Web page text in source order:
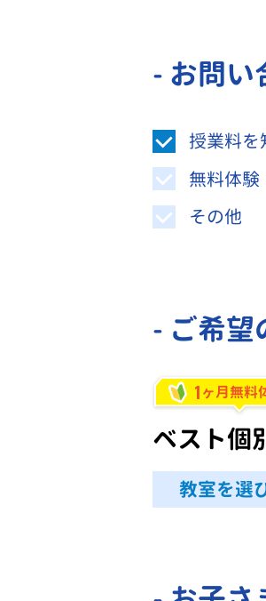
- お問い
授業料を
無料体験
その他
- ご希望
1ヶ月無料
ベスト個
教室を選